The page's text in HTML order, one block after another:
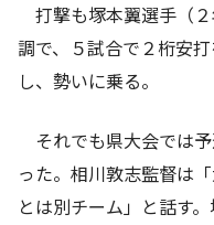
打撃も塚本翼選手（
調で、５試合で２桁安
し、勢いに乗る。
それでも県大会では
った。相川敦志監督は
とは別チーム」と話す